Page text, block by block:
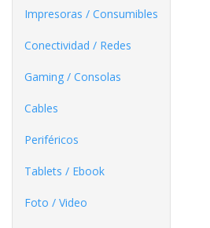
Impresoras / Consumibles
Conectividad / Redes
Gaming / Consolas
Cables
Periféricos
Tablets / Ebook
Foto / Video